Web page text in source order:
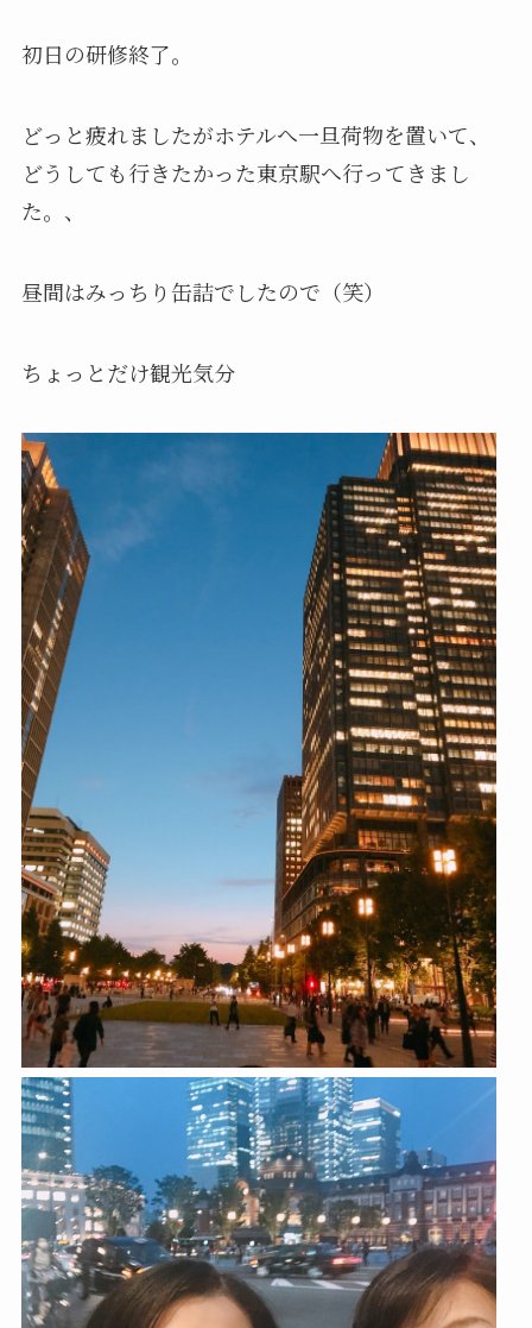
初日の研修終了。
どっと疲れましたがホテルへ一旦荷物を置いて、
どうしても行きたかった東京駅へ行ってきまし
た。、
昼間はみっちり缶詰でしたので（笑）
ちょっとだけ観光気分